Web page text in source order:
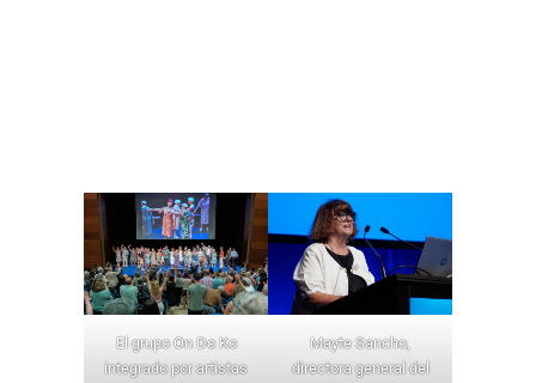
El grupo On Do Ko
integrado por artistas
Mayte Sancho,
directora general del